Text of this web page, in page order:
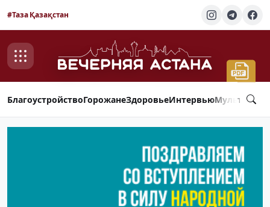
#Таза Қазақстан
БлагоустройствоГорожанеЗдоровьеИнтервью